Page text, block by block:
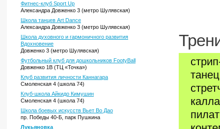
Фитнес-клуб Sport Up
Александра Довженко 3 (метро Шулявская)
Школа танцев Art Dance
Александра Довженко 3 (метро Шулявская)
Школа духовного и гармоничного развития
Вдохновение
Довженко 3 (метро Шулявская)
Футбольный клуб для дошкольников FootyBall
Довженко 1В (ТЦ «Точка»)
Клуб развития личности Каннагара
Смоленская 4 (школа 74)
Клуб-школа Айкидо Кимушин
Смоленская 4 (школа 74)
Школа боевых искусств Вьет Во Дао
пр. Победы 40-Б, парк Пушкина
Лукьяновка